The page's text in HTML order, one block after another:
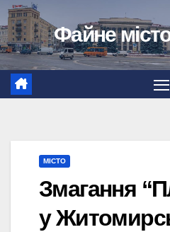
Перейти
до
вмісту
Файне
МІСТО
Змагання
у